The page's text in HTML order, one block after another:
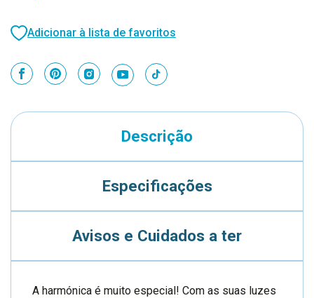
Adicionar à lista de favoritos
Descrição
Especificações
Avisos e Cuidados a ter
A harmónica é muito especial! Com as suas luzes